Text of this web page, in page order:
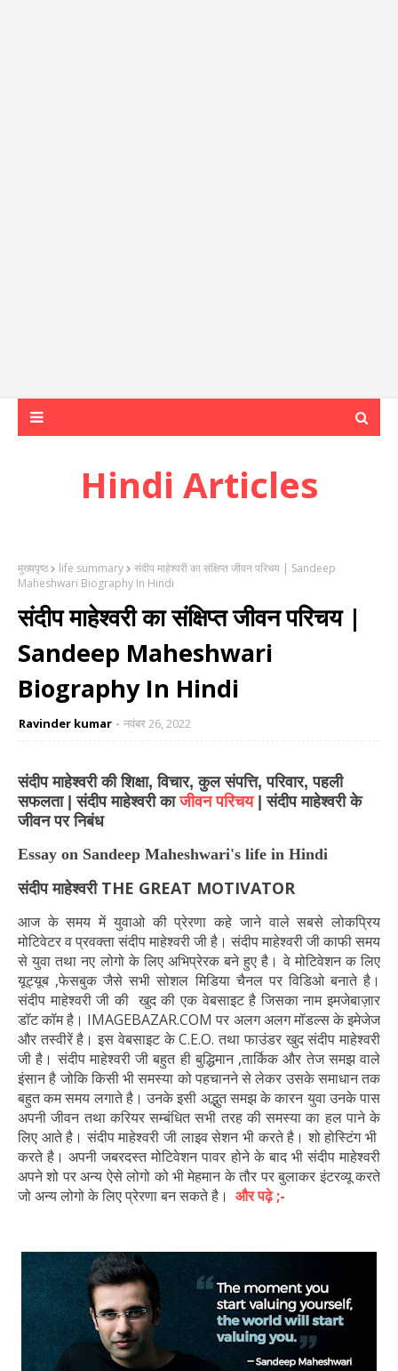
Hindi Articles
मुख्यपृष्ठ life summary
संदीप माहेश्वरी का संक्षिप्त जीवन परिचय | Sandeep
Maheshwari Biography In Hindi
संदीप माहेश्वरी का संक्षिप्त जीवन परिचय |
Sandeep Maheshwari
Biography In Hindi
Ravinder kumar नवंबर 26, 2022
संदीप माहेश्वरी की शिक्षा, विचार, कुल संपत्ति, परिवार, पहली
सफलता |
संदीप माहेश्वरी काजीवन परिचय
संदीप माहेश्वरी के
जीवन पर निबंध
Essay on Sandeep Maheshwari's life in Hindi
संदीप माहेश्वरी THE GREAT MOTIVATOR
आज के समय में युवाओ की प्रेरणा कहे जाने वाले सबसे लोकप्रिय
मोटिवेटर व प्रवक्ता संदीप माहेश्वरी जी है। संदीप माहेश्वरी जी काफी समय
से युवा तथा नए लोगो के लिए अभिप्रेरक बने हुए है। वे मोटिवेशन क लिए
यूट्यूब ,फेसबुक जैसे सभी सोशल मिडिया चैनल पर विडिओ बनाते है।
संदीप माहेश्वरी जी की खुद की एक वेबसाइट है जिसका नाम इमजेबाज़ार
डॉट कॉम है। IMAGEBAZAR.COM पर अलग अलग मॉडल्स के इमेजेज
और तस्वीरें है। इस वेबसाइट के C.E.O. तथा फाउंडर खुद संदीप माहेश्वरी
जी है। संदीप माहेश्वरी जी बहुत ही बुद्धिमान ,तार्किक और तेज समझ वाले
इंसान है जोकि किसी भी समस्या को पहचानने से लेकर उसके समाधान तक
बहुत कम समय लगाते है। उनके इसी अद्भुत समझ के कारन युवा उनके पास
अपनी जीवन तथा करियर सम्बंधित सभी तरह की समस्या का हल पाने के
लिए आते है। संदीप माहेश्वरी जी लाइव सेशन भी करते है। शो होस्टिंग भी
करते है। अपनी जबरदस्त मोटिवेशन पावर होने के बाद भी संदीप माहेश्वरी
अपने शो पर अन्य ऐसे लोगो को भी मेहमान के तौर पर बुलाकर इंटरव्यू करते
जो अन्य लोगो के लिए प्रेरणा बन सकते है। और पढ़े ;-